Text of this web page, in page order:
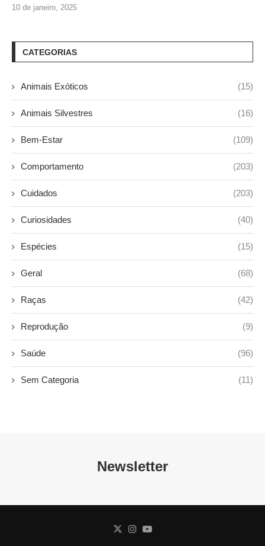
10 de janeiro, 2025
CATEGORIAS
Animais Exóticos (15)
Animais Silvestres (16)
Bem-Estar (109)
Comportamento (203)
Cuidados (203)
Curiosidades (40)
Espécies (15)
Geral (68)
Raças (42)
Reprodução (9)
Saúde (96)
Sem Categoria (11)
Newsletter